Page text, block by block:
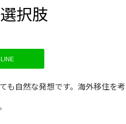
択肢
LINE
も自然な発想です。海外移住を考